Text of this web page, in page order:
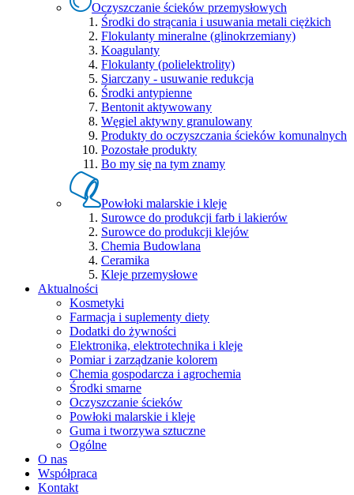
Oczyszczanie ścieków przemysłowych
Środki do strącania i usuwania metali ciężkich
Flokulanty mineralne (glinokrzemiany)
Koagulanty
Flokulanty (polielektrolity)
Siarczany - usuwanie redukcja
Środki antypienne
Bentonit aktywowany
Węgiel aktywny granulowany
Produkty do oczyszczania ścieków komunalnych
Pozostałe produkty
Bo my się na tym znamy
Powłoki malarskie i kleje
Surowce do produkcji farb i lakierów
Surowce do produkcji klejów
Chemia Budowlana
Ceramika
Kleje przemysłowe
Aktualności
Kosmetyki
Farmacja i suplementy diety
Dodatki do żywności
Elektronika, elektrotechnika i kleje
Pomiar i zarządzanie kolorem
Chemia gospodarcza i agrochemia
Środki smarne
Oczyszczanie ścieków
Powłoki malarskie i kleje
Guma i tworzywa sztuczne
Ogólne
O nas
Współpraca
Kontakt